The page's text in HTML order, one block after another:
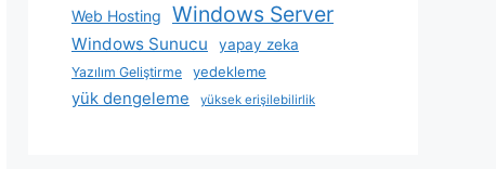
Web Hosting Windows Server
Windows Sunucu yapay zeka
Yazılım Geliştirme yedekleme
yük dengeleme yüksek erişilebilirlik